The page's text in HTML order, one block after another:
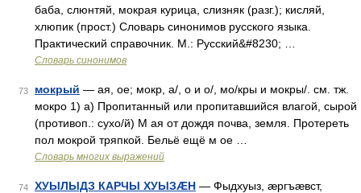
баба, слюнтяй, мокрая курица, слизняк (разг.); кисляй,
хлюпик (прост.) Словарь синонимов русского языка.
Практический справочник. М.: Русский&#8230; …
Словарь синонимов
73 мокрый — ая, ое; мокр, а/, о и о/, мо/кры и мокры/. см. тж.
мокро 1) а) Пропитанный или пропитавшийся влагой, сырой
(противоп.: сухо/й) М ая от дождя почва, земля. Протереть
пол мокрой тряпкой. Бельё ещё м ое …
Словарь многих выражений
74 ХУЫЛЫДЗ КАРЧЫ ХУЫЗÆН — Фыдхуыз, æргъæвст,